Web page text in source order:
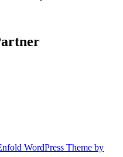
WordPress Theme by